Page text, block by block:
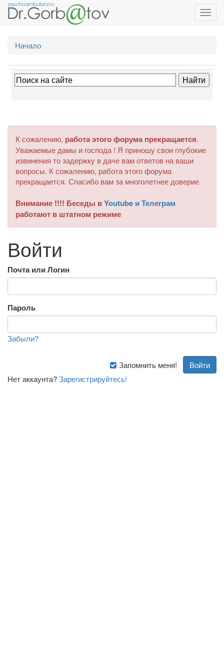
Начало
К сожалению, работа этого форума прекращается.
Уважаемые дамы и господа ! Я приношу свои глубокие
извинения то задержку в даче вам ответов на ваши
вопросы. К сожалению, работа этого форума
прекращается. Спасибо вам за многолетнее доверие.
Внимание !!!! Беседы вYoutube и Телеграм
работают в штатном режиме
Войти
Почта или Логин
Пароль
Забыли?
Запомнить меня!
Нет аккаунта?Зарегистрируйтесь!